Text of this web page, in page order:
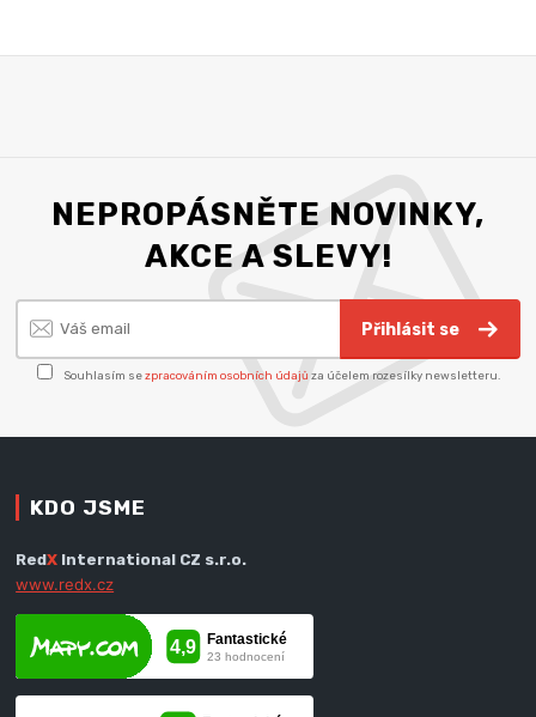
NEPROPÁSNĚTE NOVINKY,
AKCE A SLEVY!
Přihlásit se
Souhlasím sezpracováním osobních údajů za účelem rozesílky newsletteru.
KDO JSME
RedX International CZ s.r.o.
www.redx.cz